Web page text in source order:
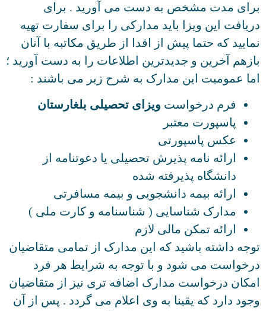
مدت مشخص به دست می آورید . برای
این ویزا باید مدارکی را برای سفارت تهیه
که حتما پیش از اقدا از طریق مکاتبه با آنان
آخرین و جدیدترین اطلاعات را به دست آورید ؛
عمومیت این مدارک به شرح زیر می باشند :
فرم درخواستویزای تحصیلی بلغارستان
پاسپورت معتبر
عکس پاسپورتی
ارائه نامه پذیرش تحصیلی یا دعوتنامه از
دانشگاه پذیرفته شده
ارائه بیمه دانشجویی و بیمه مسافرتی
مدارک شناسایی ( شناسنامه و کارت ملی )
ارائه تمکن مالی لازم
داشته باشید که این مدارک از تمامی متقاضیان
می شود و با توجه به شرایط هر فرد
درخواست مدارک اضافه تری نیز از متقاضیان
دارد که یقینا به وی اعلام می گردد . پس از آن